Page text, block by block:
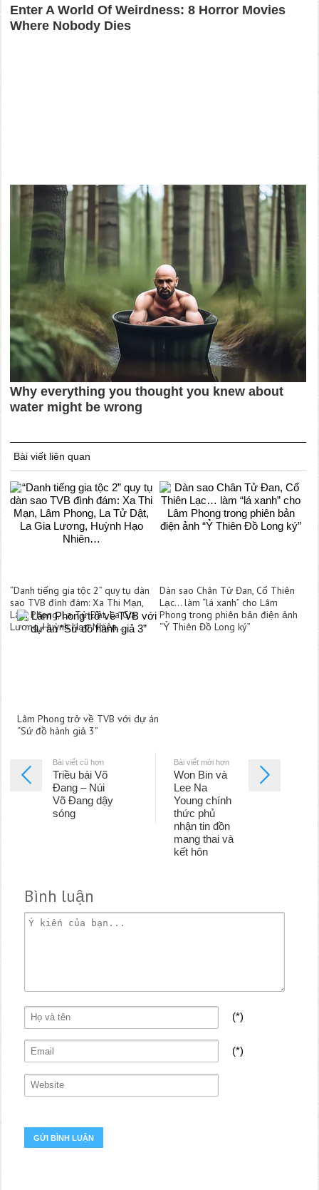
Bài viết liên quan
“Danh tiếng gia tộc 2” quy tụ dàn
sao TVB đình đám: Xa Thi Mạn,
Lâm Phong, La Tử Dật, La Gia
Lương, Huỳnh Hạo Nhiên…
Dàn sao Chân Tử Đan, Cổ Thiên
Lạc… làm “lá xanh” cho Lâm
Phong trong phiên bản điện ảnh
“Ỷ Thiên Đồ Long ký”
Lâm Phong trở về TVB với dự án
“Sứ đồ hành giả 3”
Bài viết cũ hơn
Triều bái Võ
Đang – Núi
Võ Đang dậy
sóng
Bài viết mới hơn
Won Bin và
Lee Na
Young chính
thức phủ
nhận tin đồn
mang thai và
kết hôn
Bình luận
(*)
(*)